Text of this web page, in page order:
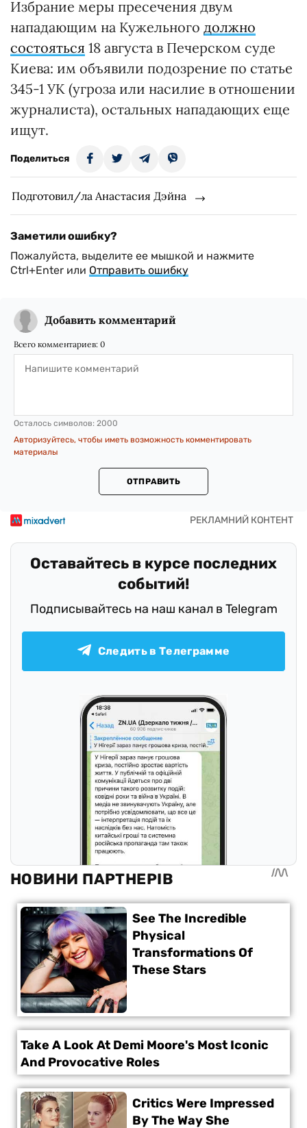
Избрание меры пресечения двум
нападающим на Кужельного должно
состояться 18 августа в Печерском суде
Киева: им объявили подозрение по статье
345-1 УК (угроза или насилие в отношении
журналиста), остальных нападающих еще
ищут.
Поделиться
Подготовил/ла Анастасия Дэйна
Заметили ошибку?
Пожалуйста, выделите ее мышкой и нажмите
Ctrl+Enter или Отправить ошибку
Добавить комментарий
Всего комментариев: 0
Осталось символов: 2000
Авторизуйтесь, чтобы иметь возможность комментировать
материалы
ОТПРАВИТЬ
Оставайтесь в курсе последних
событий!
Подписывайтесь на наш канал в Telegram
Следить в Телеграмме